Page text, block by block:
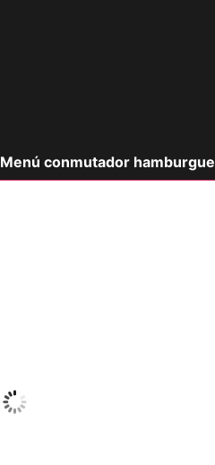
Menú conmutador